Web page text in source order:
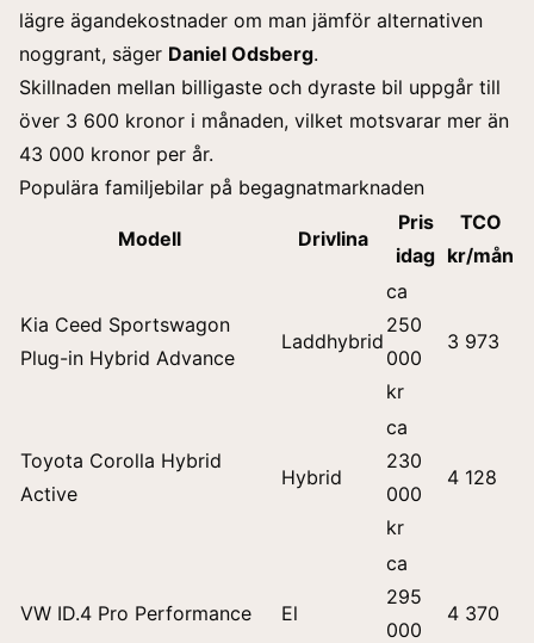
lägre ägandekostnader om man jämför alternativen
noggrant, säger Daniel Odsberg.
Skillnaden mellan billigaste och dyraste bil uppgår till
över 3 600 kronor i månaden, vilket motsvarar mer än
43 000 kronor per år.
Populära familjebilar på begagnatmarknaden
Modell Drivlina
Pris
idag
TCO
kr/mån
Kia Ceed Sportswagon
Plug-in Hybrid Advance
Laddhybrid
ca
250
000
kr
3 973
Toyota Corolla Hybrid
Active
Hybrid
ca
230
000
kr
4 128
VW ID.4 Pro Performance El
ca
295
000
4 370